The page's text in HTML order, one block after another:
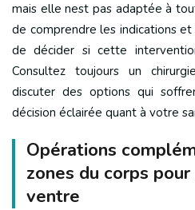
mais elle nest pas adaptée à
de comprendre les indications
de décider si cette
Consultez toujours un
discuter des options qui
décision éclairée quant à votre
Opérations
zones du corps
ventre